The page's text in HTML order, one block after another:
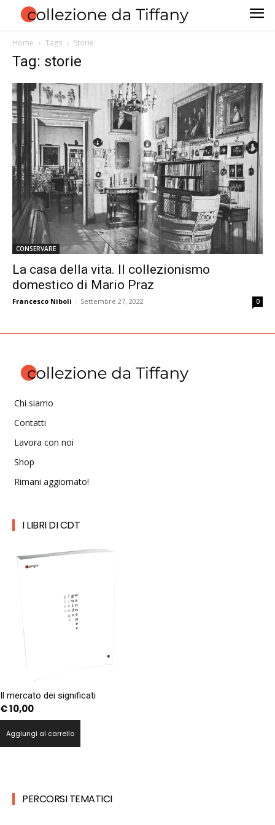
Home Tags Storie
Tag: storie
CONSERVARE
La casa della vita. Il collezionismo
domestico di Mario Praz
Francesco Niboli - Settembre 27, 2022 0
Chi siamo
Contatti
Lavora con noi
Shop
Rimani aggiornato!
I LIBRI DI CDT
Il mercato dei significati
€10,00
Aggiungi al carrello
PERCORSI TEMATICI